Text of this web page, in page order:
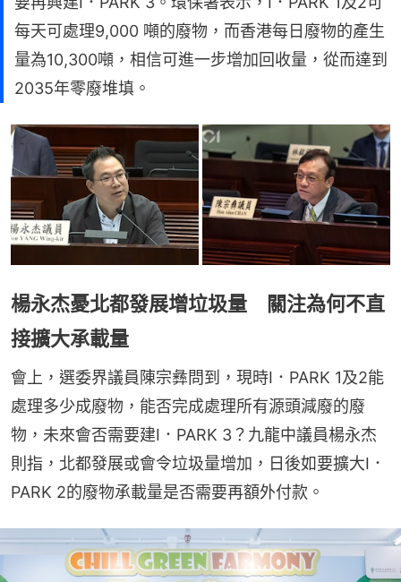
每天可處理9,000 噸的廢物，而香港每日廢物的產生
量為10,300噸，相信可進一步增加回收量，從而達到
2035年零廢堆填。
楊永杰憂北都發展增垃圾量 關注為何不直
接擴大承載量
會上，選委界議員陳宗彝問到，現時I．PARK 1及2能
處理多少成廢物，能否完成處理所有源頭減廢的廢
物，未來會否需要建I．PARK 3？九龍中議員楊永杰
則指，北都發展或會令垃圾量增加，日後如要擴大I．
PARK 2的廢物承載量是否需要再額外付款。